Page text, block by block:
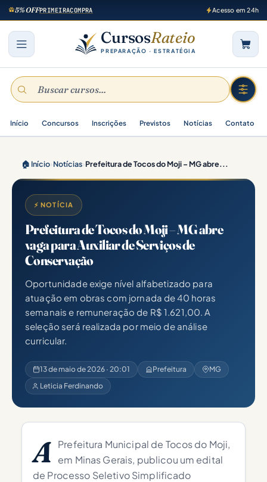
5% OFFPRIMEIRACOMPRA Acesso em 24h
CursosRateio
PREPARAÇÃO · ESTRATÉGIA
Início Concursos Inscrições Previstos Notícias Contato
🏠 Início›Notícias›Prefeitura de Tocos do Moji – MG abre...
⚡ NOTÍCIA
Prefeitura de Tocos do Moji – MG abre
vaga para Auxiliar de Serviços de
Conservação
Oportunidade exige nível alfabetizado para
atuação em obras com jornada de 40 horas
semanais e remuneração de R$ 1.621,00. A
seleção será realizada por meio de análise
curricular.
13 de maio de 2026 · 20:01 Prefeitura
MG
Leticia Ferdinando
A Prefeitura Municipal de Tocos do Moji,
em Minas Gerais, publicou um edital
de Processo Seletivo Simplificado